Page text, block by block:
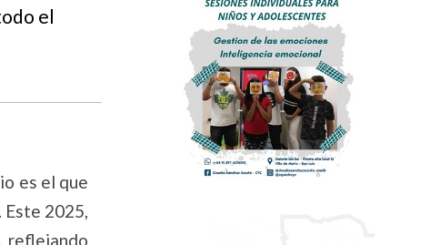
el
es el que
Este 2025,
reflejando